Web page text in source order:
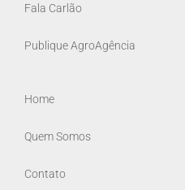
Fala Carlão
Publique AgroAgência
Home
Quem Somos
Contato